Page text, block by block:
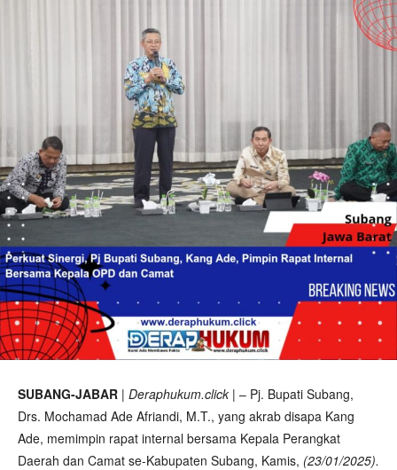
SUBANG-JABAR | Deraphukum.click | – Pj. Bupati Subang,
Drs. Mochamad Ade Afriandi, M.T., yang akrab disapa Kang
Ade, memimpin rapat internal bersama Kepala Perangkat
Daerah dan Camat se-Kabupaten Subang, Kamis, (23/01/2025).